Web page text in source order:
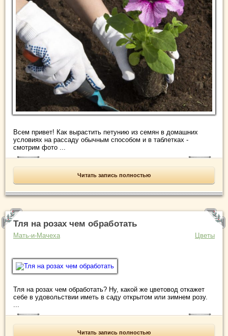
Всем привет! Как вырастить петунию из семян в домашних
условиях на рассаду обычным способом и в таблетках -
смотрим фото ...
Читать запись полностью
Тля на розах чем обработать
Мать-и-Мачеха Цветы
Тля на розах чем обработать? Ну, какой же цветовод откажет
себе в удовольствии иметь в саду открытом или зимнем розу.
Читать запись полностью